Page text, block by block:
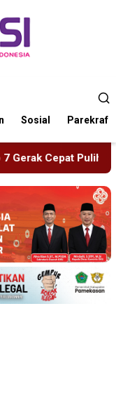
Sosial Parekraf
PMR Wira SMKN 1